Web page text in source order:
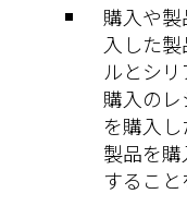
購入や
入した
ルとシ
購入の
を購入し
製品を
するこ